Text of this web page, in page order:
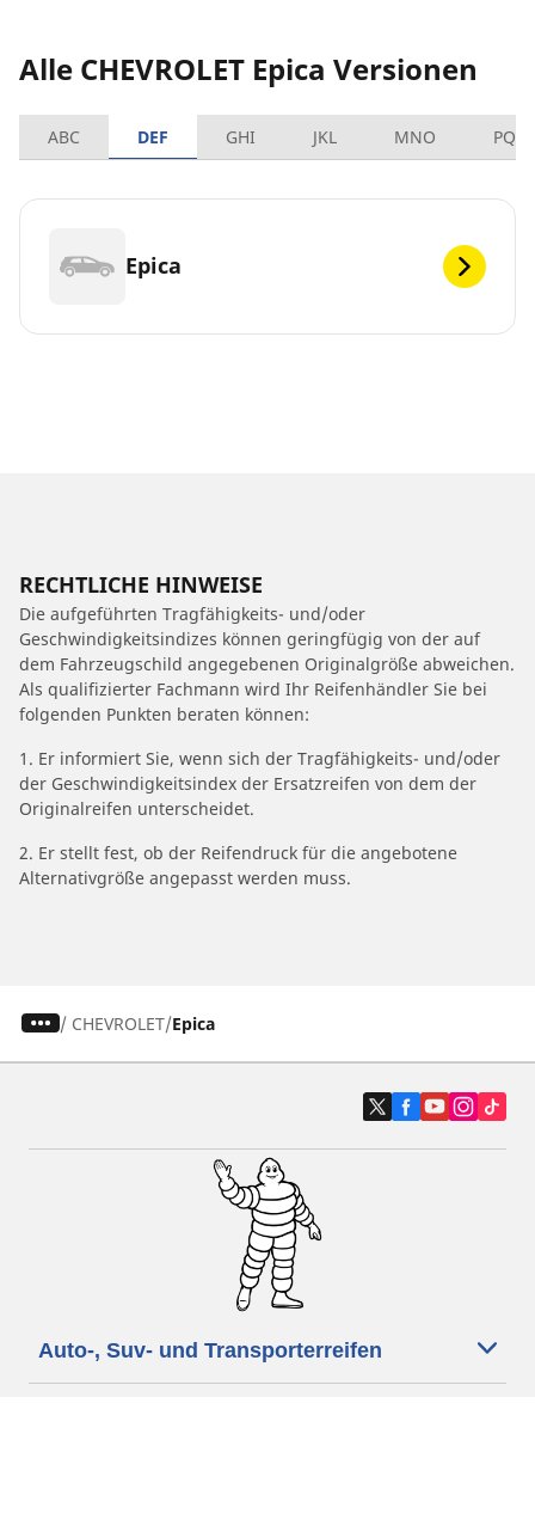
Alle CHEVROLET Epica Versionen
ABC DEF GHI JKL MNO PQRS
Epica
RECHTLICHE HINWEISE
Die aufgeführten Tragfähigkeits- und/oder
Geschwindigkeitsindizes können geringfügig von der auf
dem Fahrzeugschild angegebenen Originalgröße abweichen.
Als qualifizierter Fachmann wird Ihr Reifenhändler Sie bei
folgenden Punkten beraten können:
1. Er informiert Sie, wenn sich der Tragfähigkeits- und/oder
der Geschwindigkeitsindex der Ersatzreifen von dem der
Originalreifen unterscheidet.
2. Er stellt fest, ob der Reifendruck für die angebotene
Alternativgröße angepasst werden muss.
/ CHEVROLET Epica
Auto-, Suv- und Transporterreifen